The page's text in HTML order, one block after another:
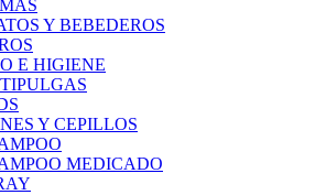
Y BEBEDEROS
E HIGIENE
Y CEPILLOS
MEDICADO